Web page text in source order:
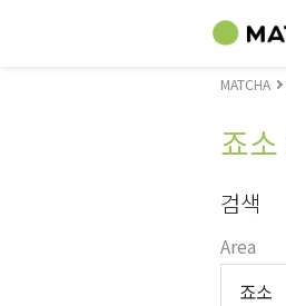
MATCHA
죠
검색
Area
죠소